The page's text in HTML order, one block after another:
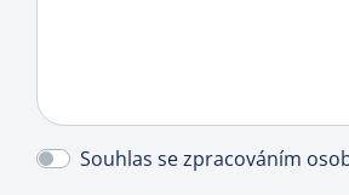
Souhlas se zpracováním